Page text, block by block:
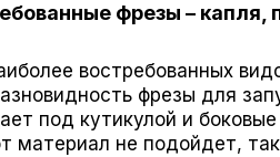
фрезы – капля,
востребованных
фрезы для
под кутикулой и
материал не подойдет,